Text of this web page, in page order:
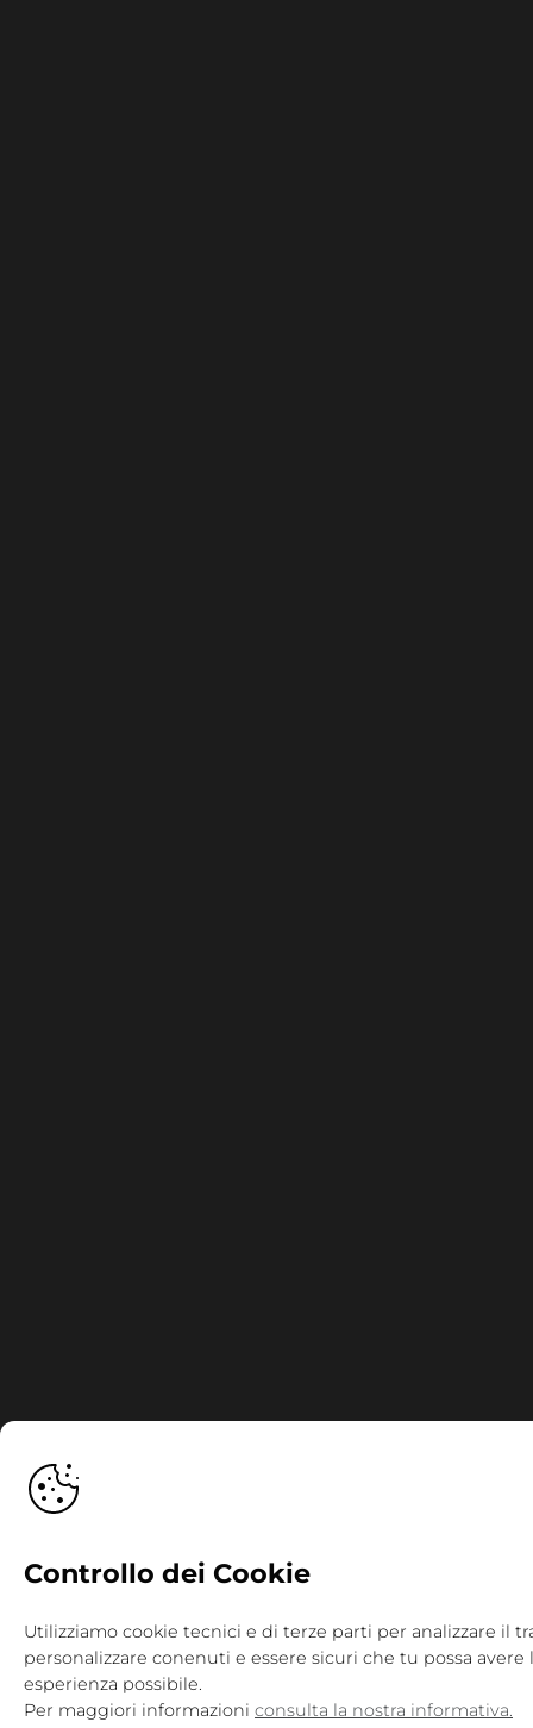
Controllo dei Cookie
Utilizziamo cookie tecnici e di terze parti per analizzare il
personalizzare conenuti e essere sicuri che tu possa
esperienza possibile.
Per maggiori informazioni consulta la nostra informativa.